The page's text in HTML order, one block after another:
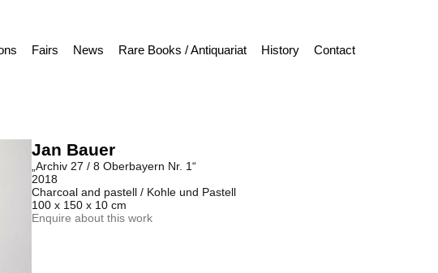
Fairs News Rare Books / Antiquariat History Contact
Jan Bauer
„Archiv 27 / 8 Oberbayern Nr. 1“
2018
Charcoal and pastell / Kohle und Pastell
100 x 150 x 10 cm
Enquire about this work